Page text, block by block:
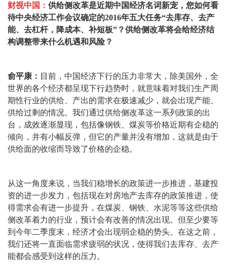
财视中国： 供给侧改革是近期中国经济名词新宠，您如何看
待中央经济工作会议确定的2016年五大任务“去库存、去产
能、去杠杆，降成本、补短板”？供给侧改革将会给经济结
构调整带来什么机遇和风险？
俞平康： 目前，中国经济下行的压力非常大，除美国外，全
世界的各个经济都呈现下行趋势时，就意味着对我们生产周
期性行业的供给、产出的需求在极速减少，就会出现产能、
供给过剩的情况。我们通过供给侧改革这一系列政策的出
台，成效逐渐显现，包括像钢铁、煤炭等价格近期有企稳的
倾向，并有小幅反弹，但它的产量并没有增加，这就是由于
供给面的收缩而导致了价格的企稳。
从这一角度来说，当我们稳增长的政策进一步推进，基建投
资的进一步发力，包括现在对房地产去库存的政策推进，使
得需求会有进一步提升，在煤炭、钢铁、水泥等等这些供给
侧改革着力的行业，预计会有改善的情况出现。但至少要等
到今年二季度末，经济才会出现弱企稳的势头。在这之前，
我们还将一直面临需求疲弱的状况，使得我们去库存、去产
能都会感受到这样的压力。